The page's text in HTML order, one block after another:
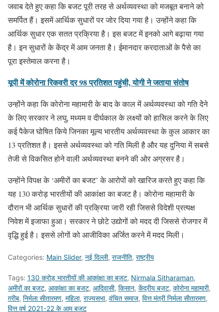
जवाब देते हुए कहा कि बजट पूरी तरह से अर्थव्यवस्था को मजबूत बनाने को
समर्पित हैं। इसमें आर्थिक सुधारों पर जोर दिया गया है। उन्होंने कहा कि
आर्थिक सुधार एक सतत प्रक्रिया है। इस बजट में इनको आगे बढ़ाया गया
है। इन सुधारों के केंद्र में आम जनता है। ईमानदार करदाताओं के पैसे का
पूरा इस्तेमाल करना है।
यूपी में कोरोना रिकवरी दर 98 प्रतिशत पहुंची, योगी ने जताया संतोष
उन्होंने कहा कि कोरोना महामारी के बाद के काल में अर्थव्यवस्था को गति देेने
के लिए सरकार ने लघु, मध्यम व दीर्घकाल के लक्ष्यों को हासिल करने के लिए
कई पैकेज घोषित किये जिनका मूल्य भारतीय अर्थव्यवस्था के कुल आकार का
13 प्रतिशत है। इससे अर्थव्यवस्था को गति मिली है और यह दुनिया में सबसे
तेजी से विकसित होने वाली अर्थव्यवस्था बनने की ओर अग्रसर है।
उन्हाेंने विपक्ष के ‘अमीरों का बजट’ के आरोपों को खारिज करते हुए कहा कि
यह 130 करोड़ भारतीयों की आकांक्षा का बजट है। काेरोना महामारी के
दौरान भी आर्थिक सुधारों की प्रक्रिया जारी रही जिससे विदेशी प्रत्यक्ष
निवेश में इजाफा हुआ। सरकार ने छोटे उद्योगों को मदद दी जिससे रोजगार में
वृद्धि हुई है। इससे लोगों को आजीविका अर्जित करने में मदद मिली।
Categories: Main Slider, नई दिल्ली, राजनीति, राष्ट्रीय
Tags: 130 करोड़ भारतीयों की आकांक्षा का बजट, Nirmala Sitharaman,
अमीरों का बजट, आकांक्षा का बजट, आदिवासी, किसान, केंद्रीय बजट, कोरोना महामारी,
ग़रीब, निर्मला सीतारमण, महिला, राज्यसभा, वंचित समाज, वित्त मंत्री निर्मला सीतारमण,
वित्त वर्ष 2021-22 के आम बजट